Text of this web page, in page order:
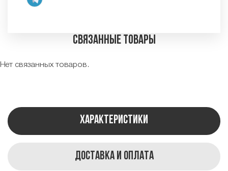
Связанные товары
Нет связанных товаров.
Характеристики
Доставка и оплата